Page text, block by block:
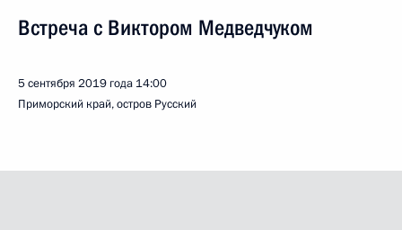
Встреча с Виктором Медведчуком
5 сентября 2019 года 14:00
Приморский край, остров Русский